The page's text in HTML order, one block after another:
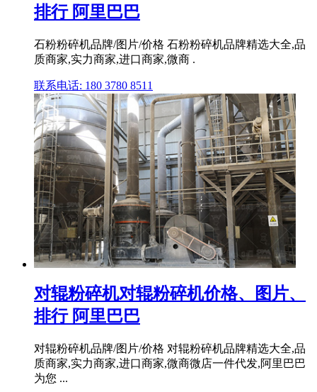
排行 阿里巴巴
石粉粉碎机品牌/图片/价格 石粉粉碎机品牌精选大全,品
质商家,实力商家,进口商家,微商 .
联系电话: 180 3780 8511
对辊粉碎机对辊粉碎机价格、图片、
排行 阿里巴巴
对辊粉碎机品牌/图片/价格 对辊粉碎机品牌精选大全,品
质商家,实力商家,进口商家,微商微店一件代发,阿里巴巴
为您 ...